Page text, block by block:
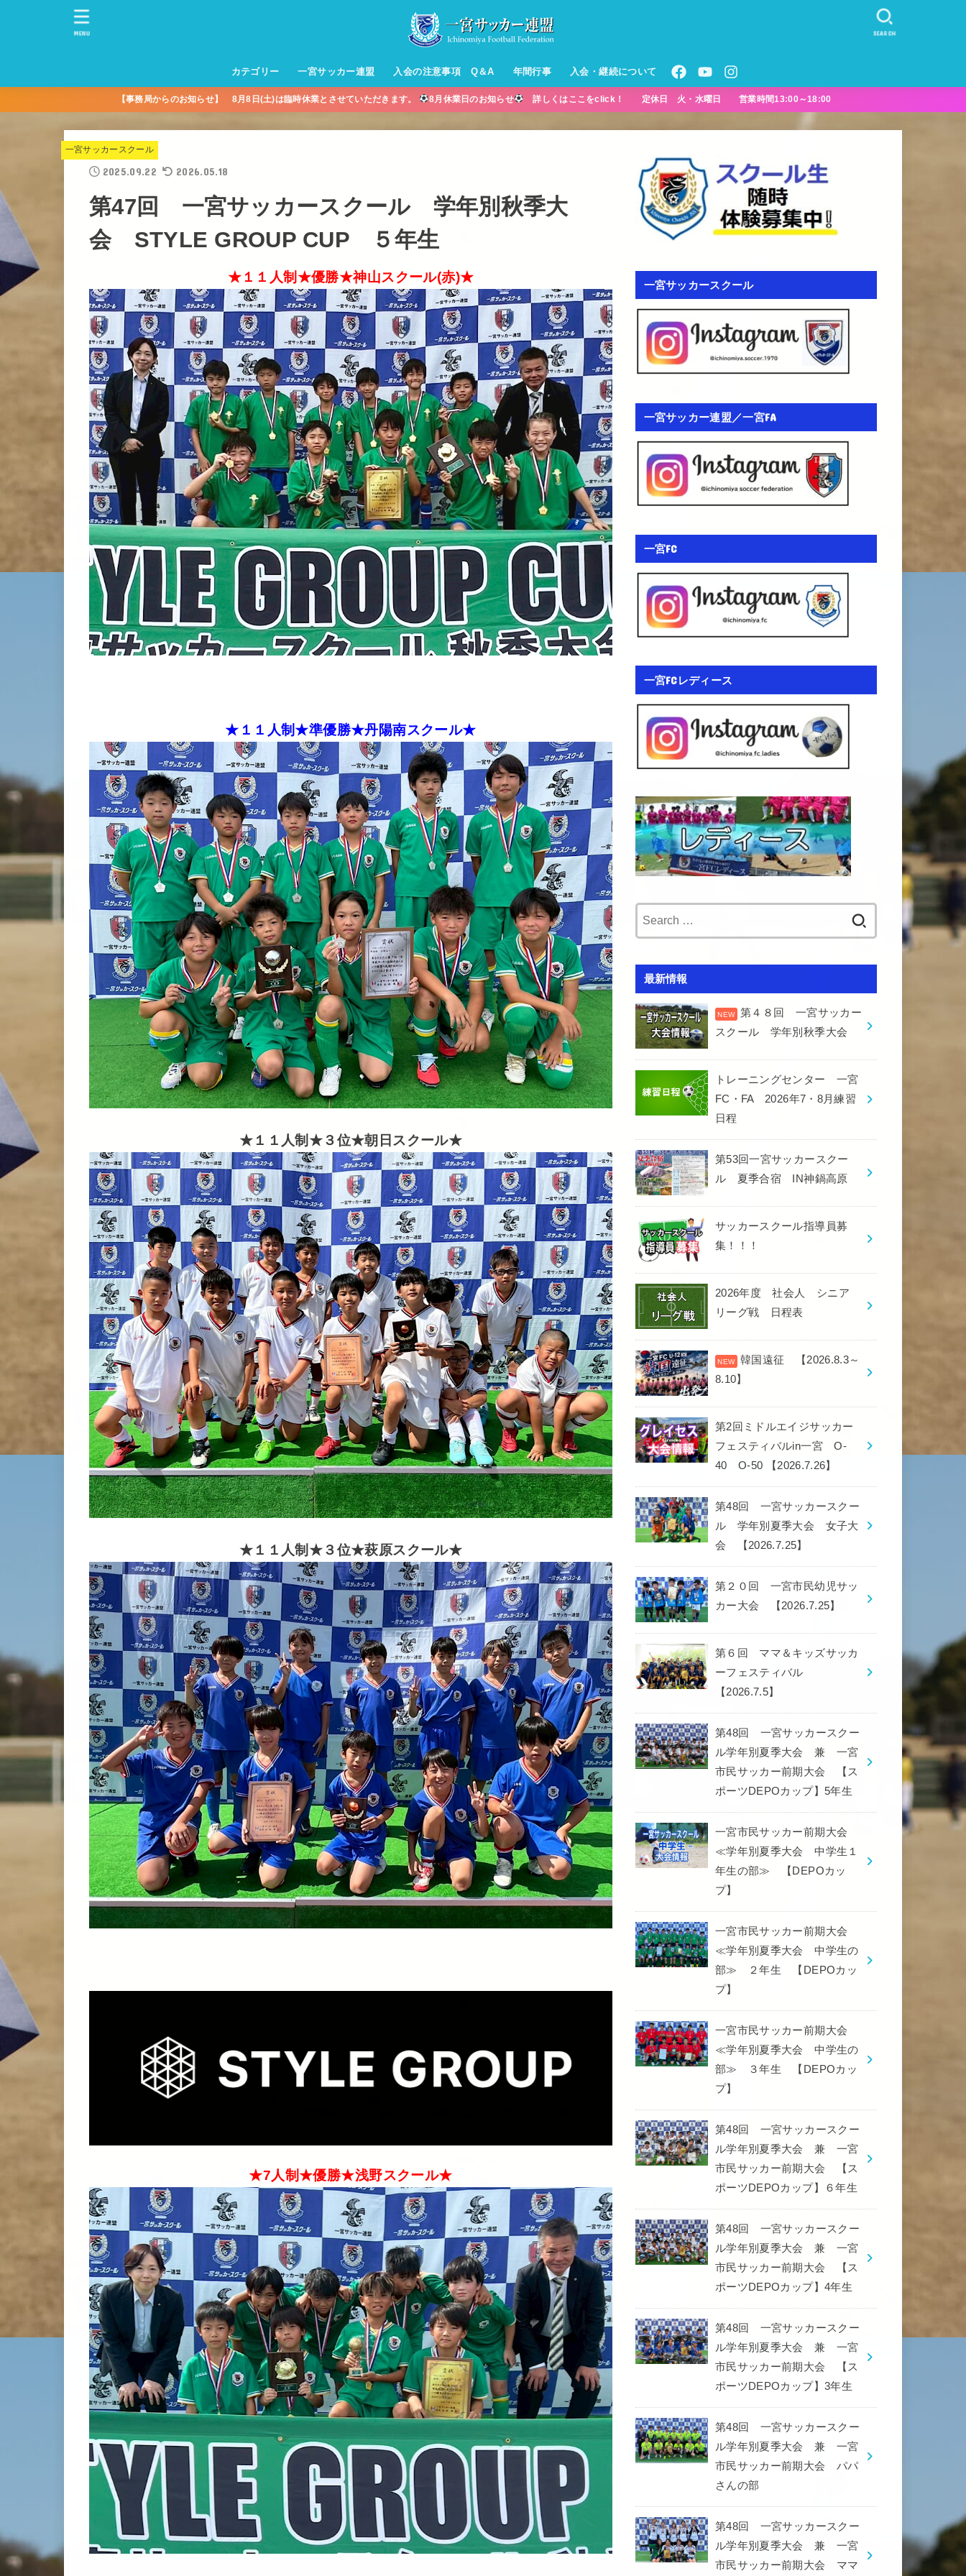
カテゴリー
一宮サッカースクール【小学生】
トレーニングセンター【小学生】
一宮FA
一宮FC
一宮ＦＣレディース
一宮サッカースクール【中学生】
中学生練習
一宮ＦＣＪＹ【中学生男子】
一宮ＦＣＪYレディース【中学生
女子】
幼児トレセン【年長・年中・年
少】
パパさんママさん
親子の部
社会人の部
コルボス 【シニア】
フットサル
コルボスリーグ
グレイセス
一宮サッカー連盟 入会の注意事項 Q＆A 年間行事 入会・継続について
SEARCH
MENU
【事務局からのお知らせ】 8月8日(土)は臨時休業とさせていただきます。 8月休業日のお知らせ 詳しくはここをclick！ 定休日 火・水曜日 営業時間13:00～18:00
一宮サッカースクール
2025.09.22 2026.05.18
第47回 一宮サッカースクール 学年別秋季大
会 STYLE GROUP CUP ５年生
★１１人制★優勝★神山スクール(赤)★
★１１人制★準優勝★丹陽南スクール★
★１１人制★３位★朝日スクール★
★１１人制★３位★萩原スクール★
★7人制★優勝★浅野スクール★
一宮サッカースクール
一宮サッカー連盟／一宮FA
一宮FC
一宮FCレディース
最新情報
第４８回 一宮サッカー
スクール 学年別秋季大会
トレーニングセンター 一宮
FC・FA 2026年7・8月練習
日程
第53回一宮サッカースクー
ル 夏季合宿 IN神鍋高原
サッカースクール指導員募
集！！！
2026年度 社会人 シニア
リーグ戦 日程表
韓国遠征 【2026.8.3～
8.10】
第2回ミドルエイジサッカー
フェスティバルin一宮 O-
40 O-50 【2026.7.26】
第48回 一宮サッカースクー
ル 学年別夏季大会 女子大
会 【2026.7.25】
第２０回 一宮市民幼児サッ
カー大会 【2026.7.25】
第６回 ママ＆キッズサッカ
ーフェスティバル
【2026.7.5】
第48回 一宮サッカースクー
ル学年別夏季大会 兼 一宮
市民サッカー前期大会 【ス
ポーツDEPOカップ】5年生
一宮市民サッカー前期大会
≪学年別夏季大会 中学生１
年生の部≫ 【DEPOカッ
プ】
一宮市民サッカー前期大会
≪学年別夏季大会 中学生の
部≫ ２年生 【DEPOカッ
プ】
一宮市民サッカー前期大会
≪学年別夏季大会 中学生の
部≫ ３年生 【DEPOカッ
プ】
第48回 一宮サッカースクー
ル学年別夏季大会 兼 一宮
市民サッカー前期大会 【ス
ポーツDEPOカップ】６年生
第48回 一宮サッカースクー
ル学年別夏季大会 兼 一宮
市民サッカー前期大会 【ス
ポーツDEPOカップ】4年生
第48回 一宮サッカースクー
ル学年別夏季大会 兼 一宮
市民サッカー前期大会 【ス
ポーツDEPOカップ】3年生
第48回 一宮サッカースクー
ル学年別夏季大会 兼 一宮
市民サッカー前期大会 パパ
さんの部
第48回 一宮サッカースクー
ル学年別夏季大会 兼 一宮
市民サッカー前期大会 ママ